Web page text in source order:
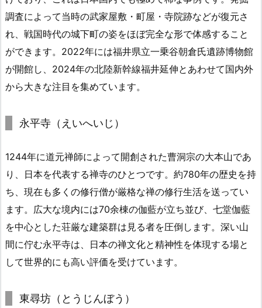
調査によって当時の武家屋敷・町屋・寺院跡などが復元さ
れ、戦国時代の城下町の姿をほぼ完全な形で体感すること
ができます。2022年には福井県立一乗谷朝倉氏遺跡博物館
が開館し、2024年の北陸新幹線福井延伸とあわせて国内外
から大きな注目を集めています。
永平寺（えいへいじ）
1244年に道元禅師によって開創された曹洞宗の大本山であ
り、日本を代表する禅寺のひとつです。約780年の歴史を持
ち、現在も多くの修行僧が厳格な禅の修行生活を送ってい
ます。広大な境内には70余棟の伽藍が立ち並び、七堂伽藍
を中心とした荘厳な建築群は見る者を圧倒します。深い山
間に佇む永平寺は、日本の禅文化と精神性を体現する場と
して世界的にも高い評価を受けています。
東尋坊（とうじんぼう）